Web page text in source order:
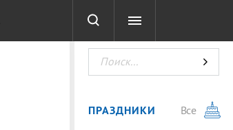
ТЕСТЫ
ПРАЗДНИКИ
Все